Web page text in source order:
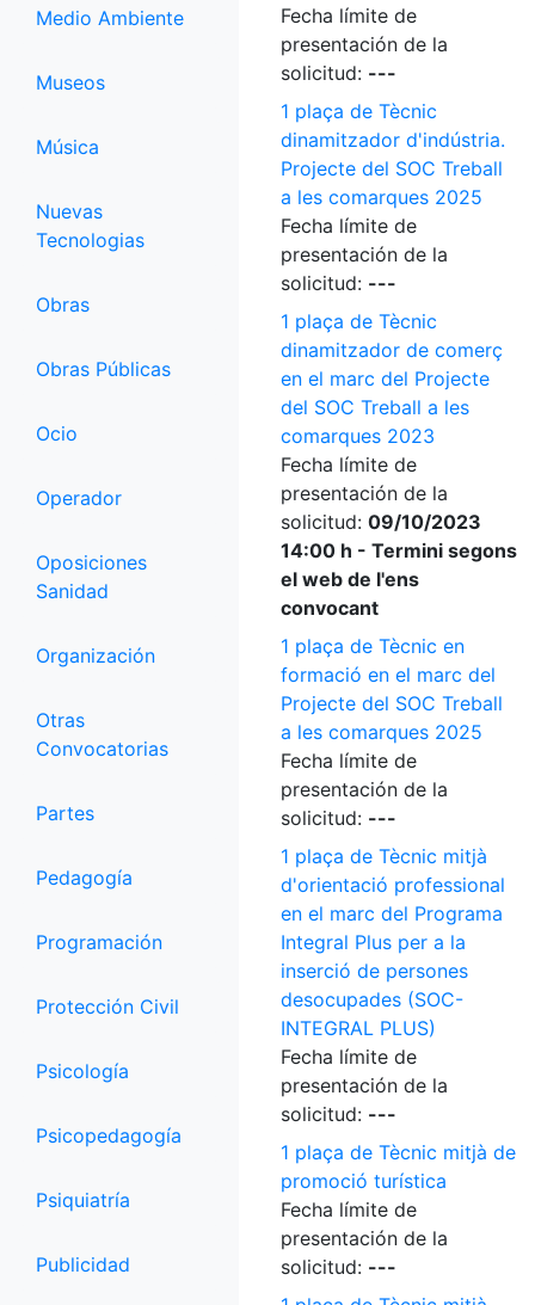
Medio Ambiente
Museos
Música
Nuevas
Tecnologias
Obras
Obras Públicas
Ocio
Operador
Oposiciones
Sanidad
Organización
Otras
Convocatorias
Partes
Pedagogía
Programación
Protección Civil
Psicología
Psicopedagogía
Psiquiatría
Publicidad
Fecha límite de
presentación de la
solicitud: ---
1 plaça de Tècnic
dinamitzador d'indústria.
Projecte del SOC Treball
a les comarques 2025
Fecha límite de
presentación de la
solicitud: ---
1 plaça de Tècnic
dinamitzador de comerç
en el marc del Projecte
del SOC Treball a les
comarques 2023
Fecha límite de
presentación de la
solicitud: 09/10/2023
14:00 h - Termini segons
el web de l'ens
convocant
1 plaça de Tècnic en
formació en el marc del
Projecte del SOC Treball
a les comarques 2025
Fecha límite de
presentación de la
solicitud: ---
1 plaça de Tècnic mitjà
d'orientació professional
en el marc del Programa
Integral Plus per a la
inserció de persones
desocupades (SOC-
INTEGRAL PLUS)
Fecha límite de
presentación de la
solicitud: ---
1 plaça de Tècnic mitjà de
promoció turística
Fecha límite de
presentación de la
solicitud: ---